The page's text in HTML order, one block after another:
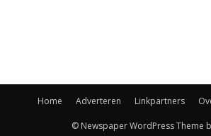
Home Adverteren Linkpartners
© Newspaper WordPress Theme